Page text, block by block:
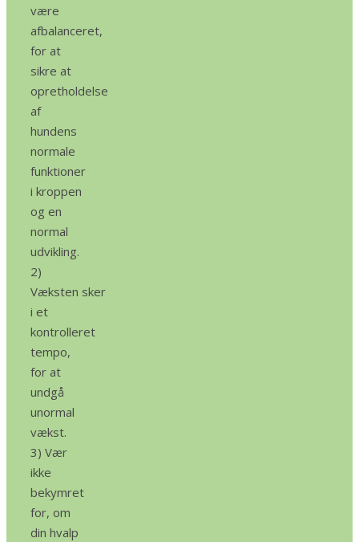
være
afbalanceret,
for at
sikre at
opretholdelse
af
hundens
normale
funktioner
i kroppen
og en
normal
udvikling.
2)
Væksten sker
i et
kontrolleret
tempo,
for at
undgå
unormal
vækst.
3) Vær
ikke
bekymret
for, om
din hvalp